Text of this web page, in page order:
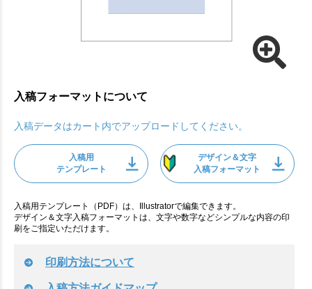
入稿フォーマットについて
入稿データはカート内でアップロードしてください。
入稿用
テンプレート
デザイン＆文字
入稿フォーマット
入稿用テンプレート（PDF）は、Illustratorで編集できます。
デザイン＆文字入稿フォーマットは、文字や数字などシンプルな内容の印
刷をご指定いただけます。
印刷方法について